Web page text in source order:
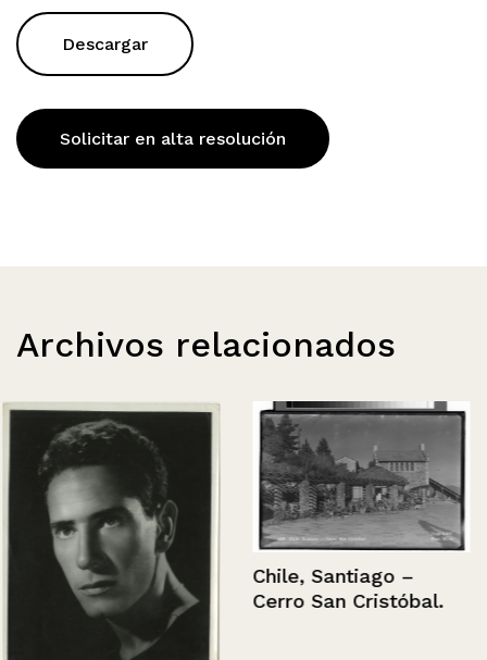
Descargar
Solicitar en alta resolución
Archivos relacionados
Chile, Santiago –
Cerro San Cristóbal.